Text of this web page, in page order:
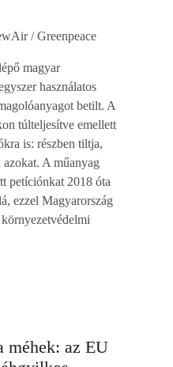
magyar
használatos
betilt. A
túlteljesítve emellett
is: részben tiltja,
A műanyag
petíciónkat 2018 óta
ezzel Magyarország
méhek: az EU